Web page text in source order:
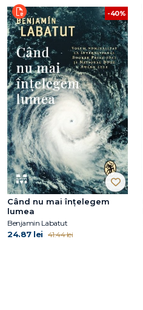
-40%
Când nu mai înțelegem
lumea
Benjamin Labatut
24.87 lei 41.44 lei